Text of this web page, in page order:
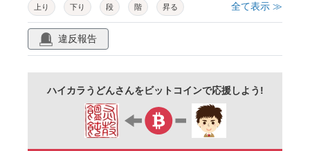
上り 下り 段 階 昇る
下りる サイン
全て表示 ≫
違反報告
ハイカラうどんさんをビットコインで応援しよう!